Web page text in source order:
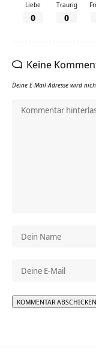
Liebe
0
Traurig
0
Keine
Deine E-Mail-Adresse wird